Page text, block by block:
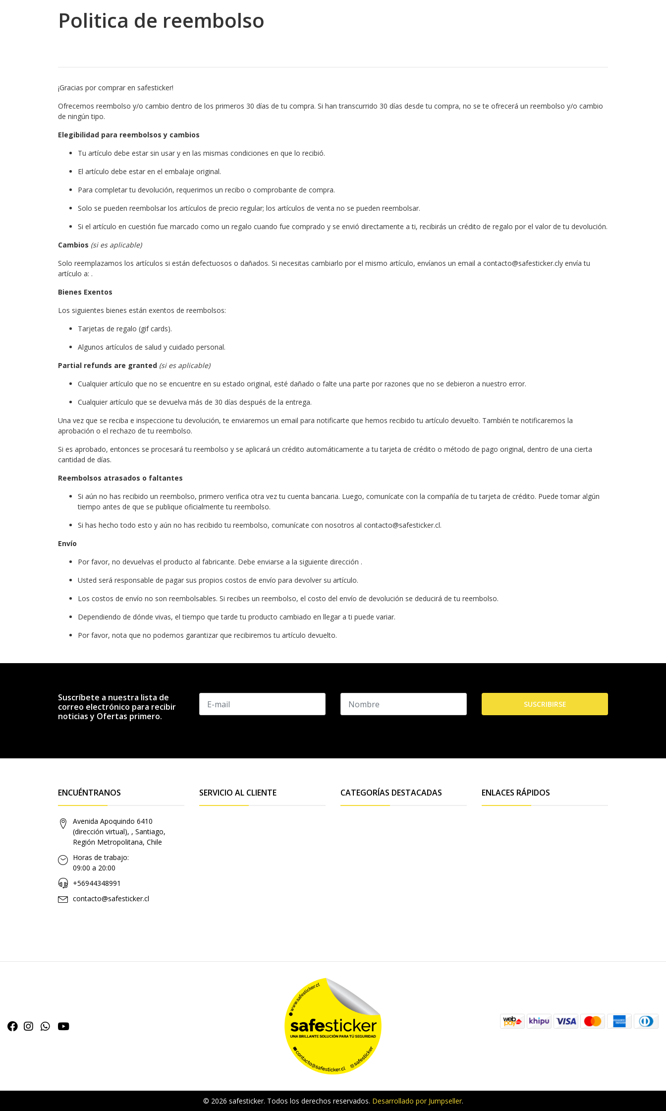
Politica de reembolso
¡Gracias por comprar en safesticker!
Ofrecemos reembolso y/o cambio dentro de los primeros 30 días de tu compra. Si han transcurrido 30 días desde tu compra, no se te ofrecerá un reembolso y/o cambio
de ningún tipo.
Elegibilidad para reembolsos y cambios
Tu artículo debe estar sin usar y en las mismas condiciones en que lo recibió.
El artículo debe estar en el embalaje original.
Para completar tu devolución, requerimos un recibo o comprobante de compra.
Solo se pueden reembolsar los artículos de precio regular; los artículos de venta no se pueden reembolsar.
Si el artículo en cuestión fue marcado como un regalo cuando fue comprado y se envió directamente a ti, recibirás un crédito de regalo por el valor de tu devolución.
Cambios (si es aplicable)
Solo reemplazamos los artículos si están defectuosos o dañados. Si necesitas cambiarlo por el mismo artículo, envíanos un email a contacto@safesticker.cly envía tu
artículo a: .
Bienes Exentos
Los siguientes bienes están exentos de reembolsos:
Tarjetas de regalo (gif cards).
Algunos artículos de salud y cuidado personal.
Partial refunds are granted (si es aplicable)
Cualquier artículo que no se encuentre en su estado original, esté dañado o falte una parte por razones que no se debieron a nuestro error.
Cualquier artículo que se devuelva más de 30 días después de la entrega.
Una vez que se reciba e inspeccione tu devolución, te enviaremos un email para notificarte que hemos recibido tu artículo devuelto. También te notificaremos la
aprobación o el rechazo de tu reembolso.
Si es aprobado, entonces se procesará tu reembolso y se aplicará un crédito automáticamente a tu tarjeta de crédito o método de pago original, dentro de una cierta
cantidad de días.
Reembolsos atrasados ​​o faltantes
Si aún no has recibido un reembolso, primero verifica otra vez tu cuenta bancaria. Luego, comunícate con la compañía de tu tarjeta de crédito. Puede tomar algún
tiempo antes de que se publique oficialmente tu reembolso.
Si has hecho todo esto y aún no has recibido tu reembolso, comunícate con nosotros al contacto@safesticker.cl.
Envío
Por favor, no devuelvas el producto al fabricante. Debe enviarse a la siguiente dirección .
Usted será responsable de pagar sus propios costos de envío para devolver su artículo.
Los costos de envío no son reembolsables. Si recibes un reembolso, el costo del envío de devolución se deducirá de tu reembolso.
Dependiendo de dónde vivas, el tiempo que tarde tu producto cambiado en llegar a ti puede variar.
Por favor, nota que no podemos garantizar que recibiremos tu artículo devuelto.
Suscríbete a nuestra lista de
correo electrónico para recibir
noticias y Ofertas primero.
SUSCRIBIRSE
ENCUÉNTRANOS
Avenida Apoquindo 6410
(dirección virtual), , Santiago,
Región Metropolitana, Chile
Horas de trabajo:
09:00 a 20:00
+56944348991
contacto@safesticker.cl
SERVICIO AL CLIENTE CATEGORÍAS DESTACADAS ENLACES RÁPIDOS
© 2026 safesticker. Todos los derechos reservados. Desarrollado por Jumpseller.